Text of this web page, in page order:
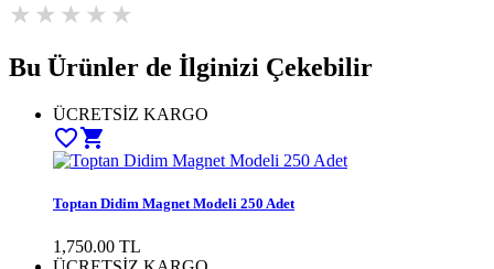
Bu Ürünler de İlginizi Çekebilir
ÜCRETSİZ KARGO
favorite_bordershopping_cart
Toptan Didim Magnet Modeli 250 Adet
1,750.00 TL